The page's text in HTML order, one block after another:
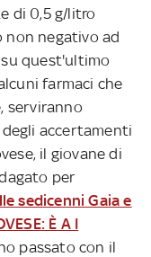
di 0,5 g/litro
non negativo ad
quest'ultimo
farmaci che
serviranno
accertamenti
il giovane di
per
sedicenni Gaia e
È A I
passato con il